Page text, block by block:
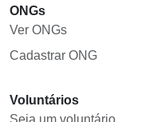
ONGs
Ver ONGs
Cadastrar ONG
Voluntários
Seja um voluntário